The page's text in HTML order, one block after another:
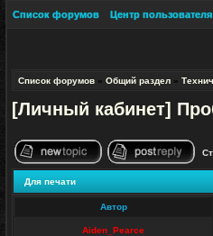
Список форумов Центр пользователя
Список форумов » Общий раздел »
[Личный кабинет]
Начать новую тему
Для печати
Автор
Aiden_Pearce